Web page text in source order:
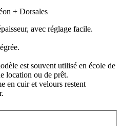
+ Dorsales
avec réglage facile.
est souvent utilisé en école de
location ou de prêt.
en cuir et velours restent